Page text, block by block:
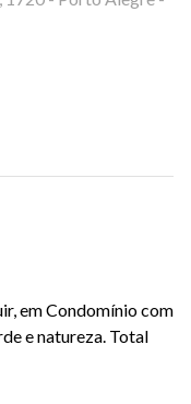
em Condomínio com
e natureza. Total